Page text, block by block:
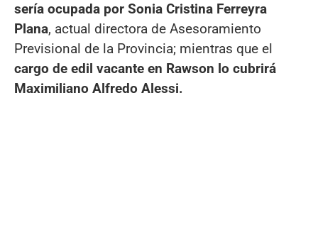
sería ocupada por Sonia Cristina Ferreyra
Plana, actual directora de Asesoramiento
Previsional de la Provincia; mientras que el
cargo de edil vacante en Rawson lo cubrirá
Maximiliano Alfredo Alessi.